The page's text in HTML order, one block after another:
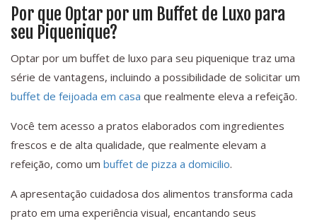
Por que Optar por um Buffet de Luxo para
seu Piquenique?
Optar por um buffet de luxo para seu piquenique traz uma
série de vantagens, incluindo a possibilidade de solicitar um
buffet de feijoada em casa que realmente eleva a refeição.
Você tem acesso a pratos elaborados com ingredientes
frescos e de alta qualidade, que realmente elevam a
refeição, como um buffet de pizza a domicilio.
A apresentação cuidadosa dos alimentos transforma cada
prato em uma experiência visual, encantando seus